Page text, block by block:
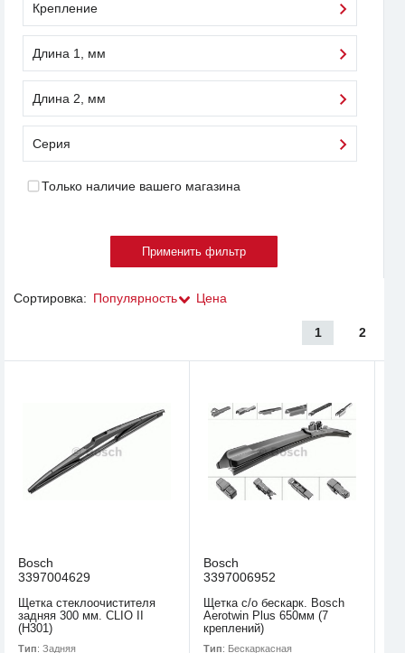
Крепление
Длина 1, мм
Длина 2, мм
Серия
Только наличие вашего магазина
Сортировка: Популярность Цена
1 2
Bosch
3397004629
Щетка стеклоочистителя
задняя 300 мм. CLIO II
(H301)
Тип: Задняя
Bosch
3397006952
Щетка с/о бескарк. Bosch
Aerotwin Plus 650мм (7
креплений)
Тип: Бескаркасная